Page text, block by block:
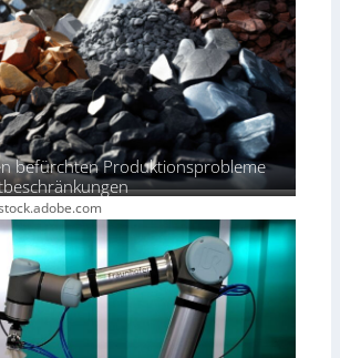
befürchten Produktionsprobleme